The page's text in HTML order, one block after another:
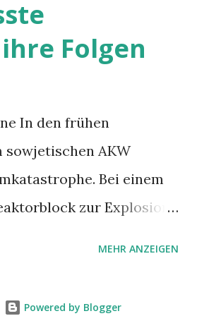
nicht allzu weit», sagt
man zwischen der
Folgen
In den frühen
sowjetischen AKW
Bei einem
zur Explosion
MEHR ANZEIGEN
Powered by Blogger